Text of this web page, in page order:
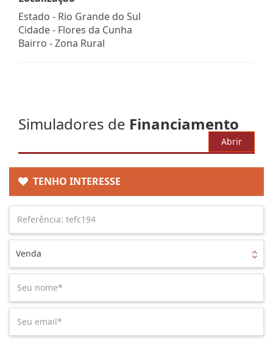
Estado - Rio Grande do Sul
Cidade - Flores da Cunha
Bairro -Zona Rural
Simuladores de Financiamento
Abrir
TENHO INTERESSE
Venda